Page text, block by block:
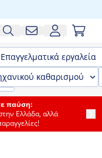
Επαγγελματικά εργαλεία
καθαρισμού
παύση:
Ελλάδα, αλλά